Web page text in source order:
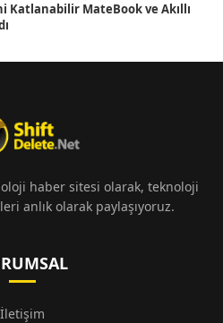
Katlanabilir MateBook ve Akıllı
haber sitesi olarak, teknoloji
anlık olarak paylaşıyoruz.
İletişim